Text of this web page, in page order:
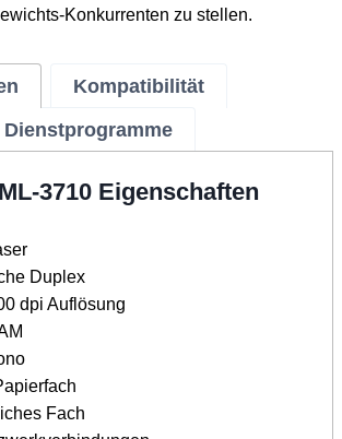
Konkurrenten zu stellen.
Kompatibilität
Dienstprogramme
3710 Eigenschaften
Duplex
dpi Auflösung
Fach